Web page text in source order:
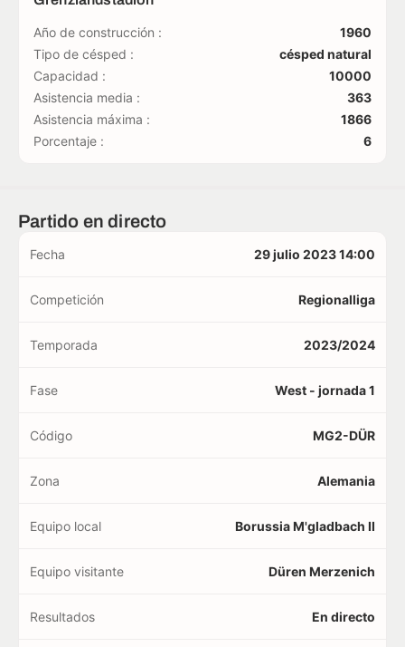
Año de construcción :
1960
Tipo de césped :
césped natural
Capacidad :
10000
Asistencia media :
363
Asistencia máxima :
1866
Porcentaje :
6
Partido en directo
Fecha 29 julio 2023 14:00
Competición Regionalliga
Temporada 2023/2024
Fase West - jornada 1
Código MG2-DÜR
Zona Alemania
Equipo local Borussia M'gladbach II
Equipo visitante Düren Merzenich
Resultados En directo